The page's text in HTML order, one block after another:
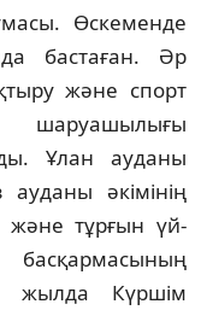
Өскеменде
бастаған. Әр
және спорт
Ұлан ауданы
әкімінің
тұрғын үй-
жылда Күршім